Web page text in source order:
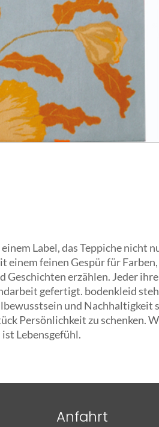
einem Label, das Teppiche nicht
einem feinen Gespür für
erzählen. Jeder
gefertigt. bodenkleid
und Nachhaltigkeit
Persönlichkeit zu schenken.
Lebensgefühl.
Anfahrt